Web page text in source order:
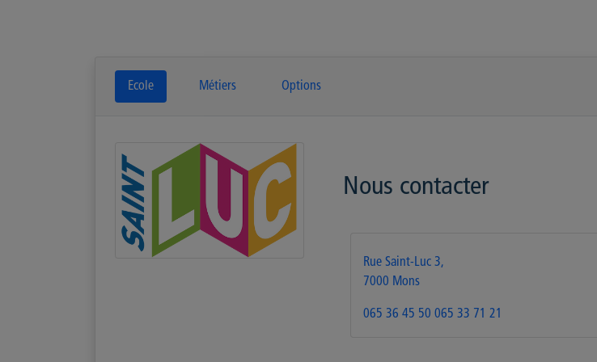
Ecole Métiers Options
Nous contacter
Rue Saint-Luc 3,
7000 Mons
065 36 45 50 065 33 71 21